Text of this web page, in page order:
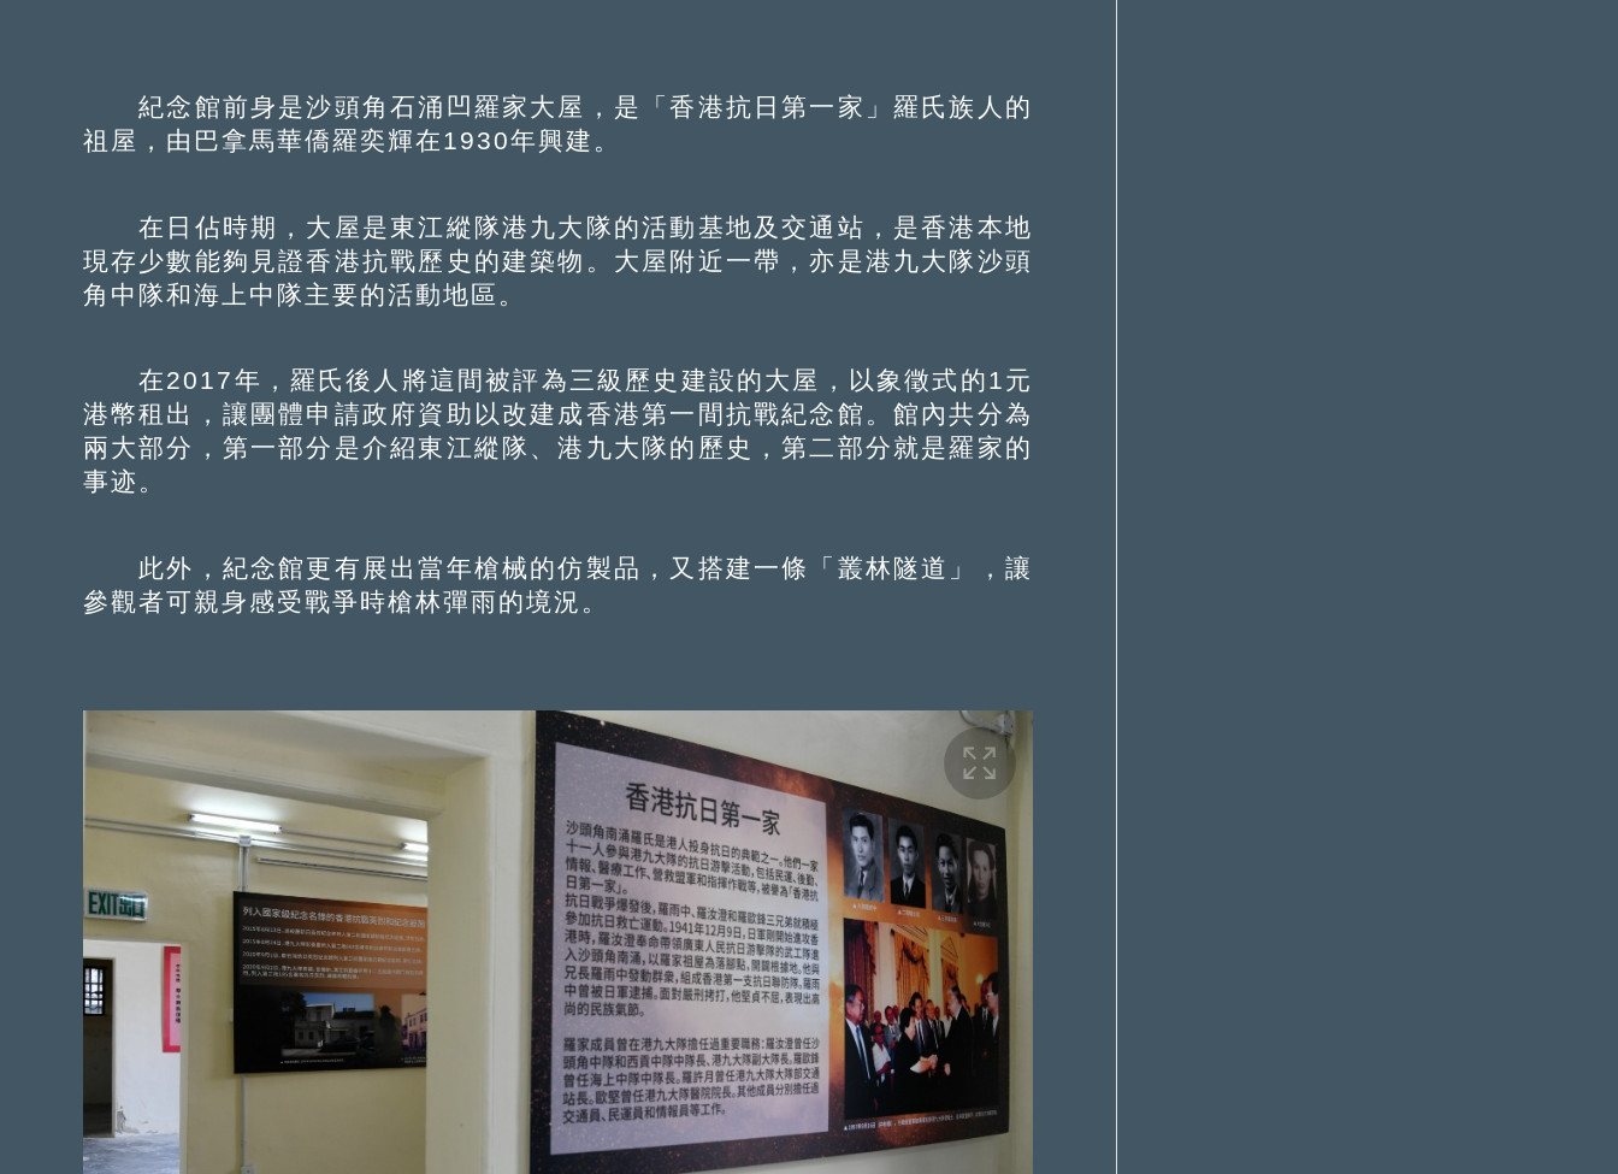
紀念館前身是沙頭角石涌凹羅家大屋，是「香港抗日第一家」羅氏族人的
祖屋，由巴拿馬華僑羅奕輝在1930年興建。
在日佔時期，大屋是東江縱隊港九大隊的活動基地及交通站，是香港本地
現存少數能夠見證香港抗戰歷史的建築物。大屋附近一帶，亦是港九大隊沙頭
角中隊和海上中隊主要的活動地區。
在2017年，羅氏後人將這間被評為三級歷史建設的大屋，以象徵式的1元
港幣租出，讓團體申請政府資助以改建成香港第一間抗戰紀念館。館內共分為
兩大部分，第一部分是介紹東江縱隊、港九大隊的歷史，第二部分就是羅家的
事迹。
此外，紀念館更有展出當年槍械的仿製品，又搭建一條「叢林隧道」，讓
參觀者可親身感受戰爭時槍林彈雨的境況。